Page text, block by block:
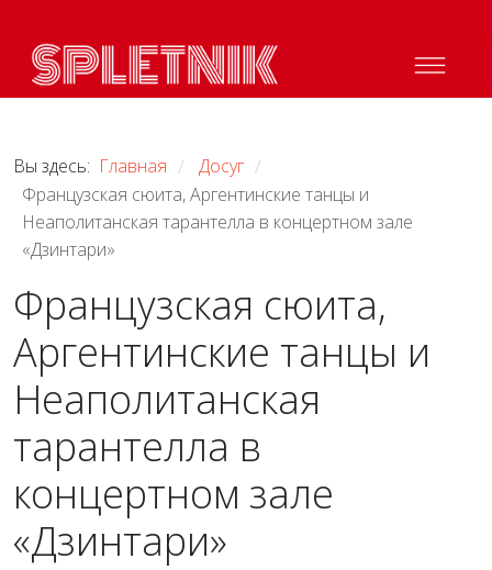
Вы здесь: Главная / Досуг /
Французская сюита, Аргентинские танцы и
Неаполитанская тарантелла в концертном зале
«Дзинтари»
Французская сюита,
Аргентинские танцы и
Неаполитанская
тарантелла в
концертном зале
«Дзинтари»